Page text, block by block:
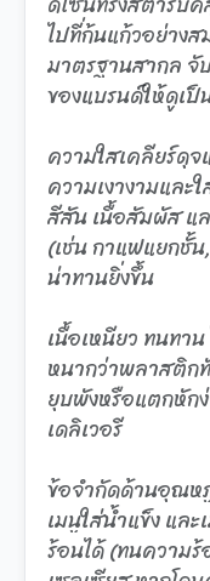
ไปที่ก้นแก้วอย่างส
มาตรฐานสากล
ของแบรนด์ให้ดูเ
ความใสเคลียร์ดุจ
ความเงางามและ
สีสัน เนื้อสัมผัส แ
(เช่น กาแฟแยกชั้
น่าทานยิ่งขึ้น
เนื้อเหนียว ทนทา
หนากว่าพลาสติก
ยุบพังหรือแตกหัก
เดลิเวอรี
ข้อจำกัดด้านอุณห
เมนูใส่น้ำแข็ง แล
ร้อนได้ (ทนความ